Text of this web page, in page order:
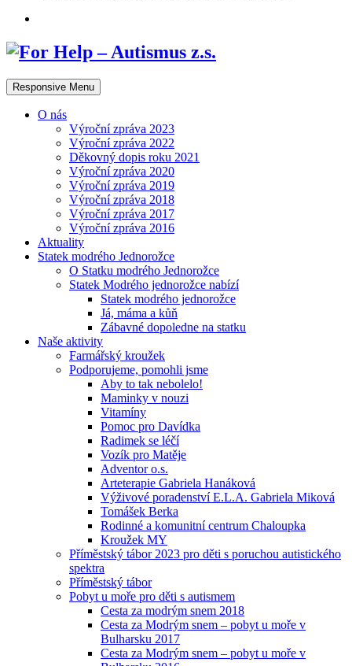
Responsive Menu
O nás
Výroční zpráva 2023
Výroční zpráva 2022
Děkovný dopis roku 2021
Výroční zpráva 2020
Výroční zpráva 2019
Výroční zpráva 2018
Výroční zpráva 2017
Výroční zpráva 2016
Aktuality
Statek modrého Jednorožce
O Statku modrého Jednorožce
Statek Modrého jednorožce nabízí
Statek modrého jednorožce
Já, máma a kůň
Zábavné dopoledne na statku
Naše aktivity
Farmářský kroužek
Podporujeme, pomohli jsme
Aby to tak nebolelo!
Maminky v nouzi
Vitamíny
Pomoc pro Davídka
Radimek se léčí
Vozík pro Matěje
Adventor o.s.
Arteterapie Gabriela Hanáková
Výživové poradenství E.L.A. Gabriela Miková
Tomášek Berka
Rodinné a komunitní centrum Chaloupka
Kroužek MY
Příměstský tábor 2023 pro děti s poruchou autistického
spektra
Příměstský tábor
Pobyt u moře pro děti s autismem
Cesta za modrým snem 2018
Cesta za Modrým snem – pobyt u moře v
Bulharsku 2017
Cesta za Modrým snem – pobyt u moře v